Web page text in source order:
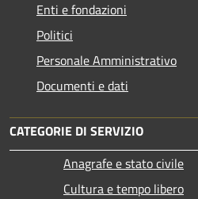
Enti e fondazioni
Politici
Personale Amministrativo
Documenti e dati
CATEGORIE DI SERVIZIO
Anagrafe e stato civile
Cultura e tempo libero